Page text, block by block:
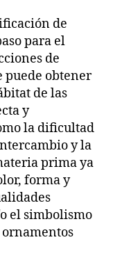
de
para el
de
puede obtener
de las
y
la dificultad
y la
prima ya
forma y
el simbolismo
ornamentos